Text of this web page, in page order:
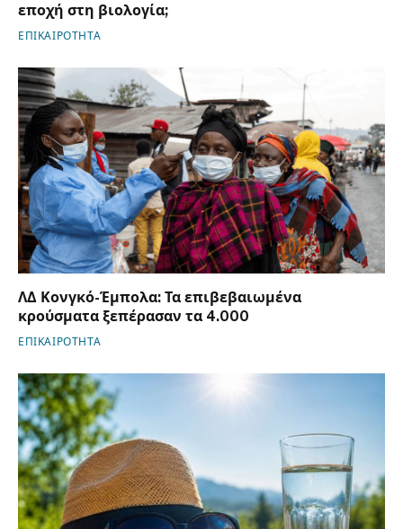
εποχή στη βιολογία;
ΕΠΙΚΑΙΡΟΤΗΤΑ
ΛΔ Κονγκό-Έμπολα: Τα επιβεβαιωμένα
κρούσματα ξεπέρασαν τα 4.000
ΕΠΙΚΑΙΡΟΤΗΤΑ